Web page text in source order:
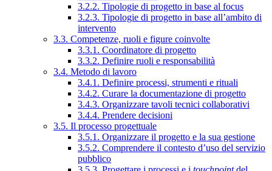
3.2.2. Tipologie di progetto in base al focus
3.2.3. Tipologie di progetto in base all’ambito di
intervento
3.3. Competenze, ruoli e figure coinvolte
3.3.1. Coordinatore di progetto
3.3.2. Definire ruoli e responsabilità
3.4. Metodo di lavoro
3.4.1. Definire processi, strumenti e rituali
3.4.2. Curare la documentazione di progetto
3.4.3. Organizzare tavoli tecnici collaborativi
3.4.4. Prendere decisioni
3.5. Il processo progettuale
3.5.1. Organizzare il progetto e la sua gestione
3.5.2. Comprendere il contesto d’uso del servizio
pubblico